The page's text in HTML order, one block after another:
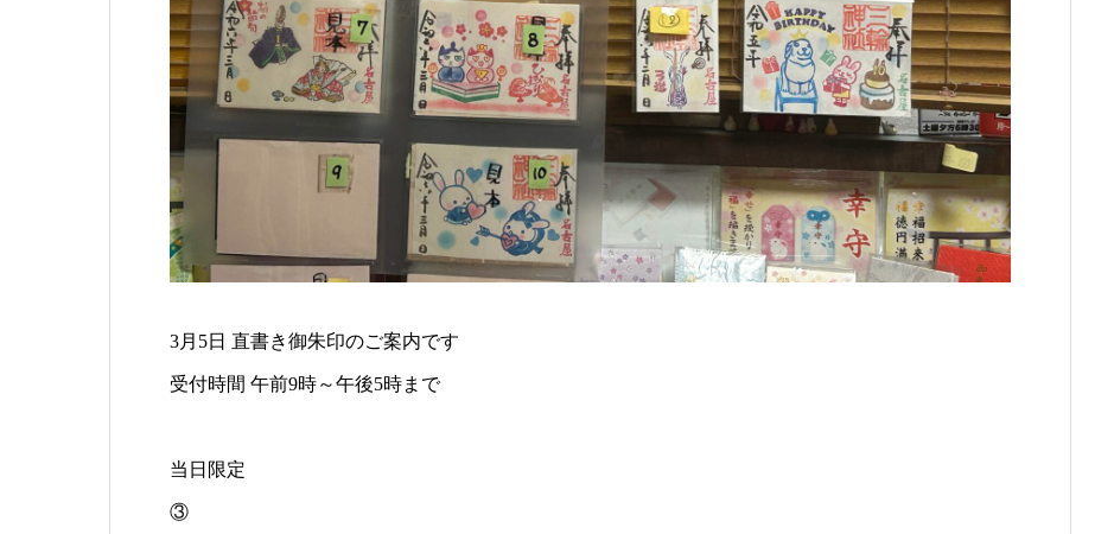
3月5日 直書き御朱印のご案内です
受付時間 午前9時～午後5時まで⁡
当日限定
③